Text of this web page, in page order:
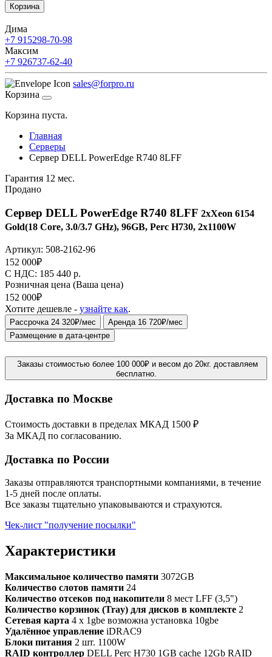
Корзина
Дима
+7 915298-70-98
Максим
+7 926737-62-40
sales@forpro.ru
Корзина
Корзина пуста.
Главная
Серверы
Сервер DELL PowerEdge R740 8LFF
Гарантия 12 мес.
Продано
Сервер DELL PowerEdge R740 8LFF 2xXeon 6154
Gold(18 Core, 3.0/3.7 GHz), 96GB, Perc H730, 2x1100W
Артикул: 508-2162-96
152 000₽
C НДС: 185 440 р.
Розничная цена (Ваша цена)
152 000₽
Хотите дешевле - узнайте как.
Рассрочка 24 320₽/мес
Аренда 16 720₽/мес
Размещение в дата-центре
Заказы стоимостью более 100 000₽ и весом до 20кг. доставляем
бесплатно.
Доставка по Москве
Стоимость доставки в пределах МКАД 1500 ₽
За МКАД по согласованию.
Доставка по России
Заказы отправляются транспортными компаниями, в течение
1-5 дней после оплаты.
Все заказы тщательно упаковываются и страхуются.
Чек-лист "получение посылки"
Характеристики
Максимальное количество памяти 3072GB
Количество слотов памяти 24
Количество отсеков под накопители 8 мест LFF (3,5")
Количество корзинок (Tray) для дисков в комплекте 2
Сетевая карта 4 x 1gbe возможна установка 10gbe
Удалённое управление iDRAC9
Блоки питания 2 шт. 1100W
RAID контроллер DELL Perc H730 1GB cache 12Gb RAID